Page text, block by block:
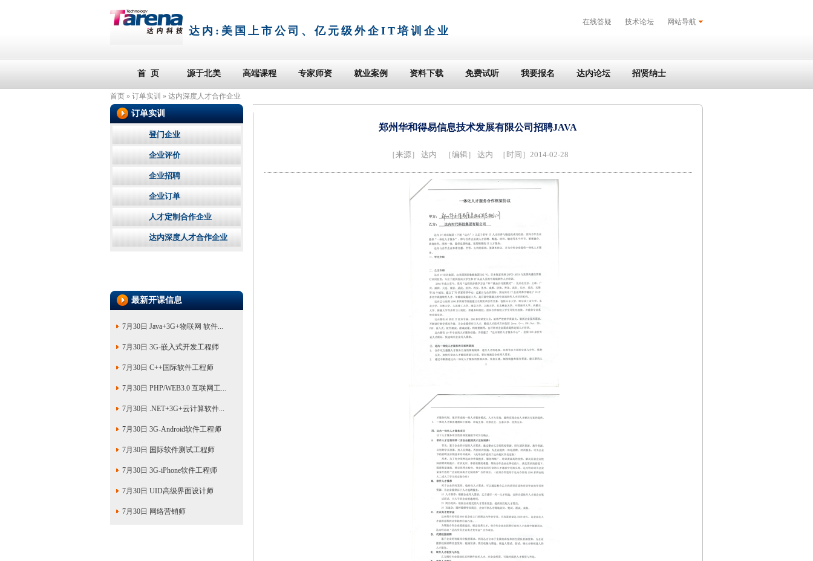
达内: 美国上市公司、亿元级外企IT培训企业
在线答疑 技术论坛 网站导航
首 页 源于北美 高端课程 专家师资 就业案例 资料下载 免费试听 我要报名 达内论坛 招贤纳士
首页 » 订单实训 » 达内深度人才合作企业
郑州华和得易信息技术发展有限公司招聘JAVA
［来源］ 达内 ［编辑］ 达内 ［时间］2014-02-28
订单实训
登门企业
企业评价
企业招聘
企业订单
人才定制合作企业
达内深度人才合作企业
最新开课信息
7月30日 Java+3G+物联网 软件...
7月30日 3G-嵌入式开发工程师
7月30日 C++国际软件工程师
7月30日 PHP/WEB3.0 互联网工...
7月30日 .NET+3G+云计算软件...
7月30日 3G-Android软件工程师
7月30日 国际软件测试工程师
7月30日 3G-iPhone软件工程师
7月30日 UID高级界面设计师
7月30日 网络营销师